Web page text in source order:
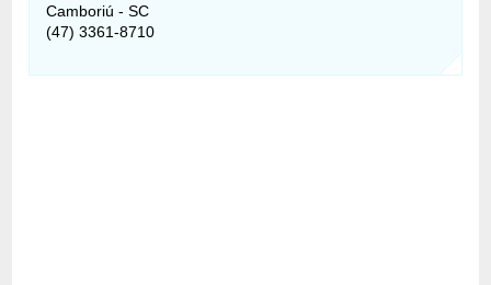
Camboriú - SC
(47) 3361-8710